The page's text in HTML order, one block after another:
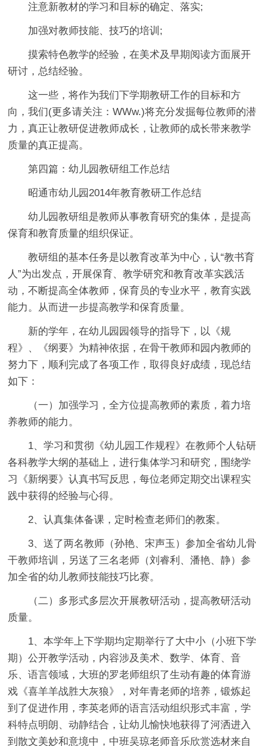
注意新教材的学习和目标的确定、落实;
加强对教师技能、技巧的培训;
摸索特色教学的经验，在美术及早期阅读方面展开
研讨，总结经验。
这一些，将作为我们下学期教研工作的目标和方
向，我们(更多请关注：WWw.)将充分发掘每位教师的潜
力，真正让教研促进教师成长，让教师的成长带来教学
质量的真正提高。
第四篇：幼儿园教研组工作总结
昭通市幼儿园2014年教育教研工作总结
幼儿园教研组是教师从事教育研究的集体，是提高
保育和教育质量的组织保证。
教研组的基本任务是以教育改革为中心，认“教书育
人”为出发点，开展保育、教学研究和教育改革实践活
动，不断提高全体教师，保育员的专业水平，教育实践
能力。从而进一步提高教学和保育质量。
新的学年，在幼儿园园领导的指导下，以《规
程》、《纲要》为精神依据，在骨干教师和园内教师的
努力下，顺利完成了各项工作，取得良好成绩，现总结
如下：
（一）加强学习，全方位提高教师的素质，着力培
养教师的能力。
1、学习和贯彻《幼儿园工作规程》在教师个人钻研
各科教学大纲的基础上，进行集体学习和研究，围绕学
习《新纲要》认真书写反思，每位老师定期交出课程实
践中获得的经验与心得。
2、认真集体备课，定时检查老师们的教案。
3、送了两名教师（孙艳、宋声玉）参加全省幼儿骨
干教师培训，另送了三名老师（刘睿利、潘艳、静）参
加全省的幼儿教师技能技巧比赛。
（二）多形式多层次开展教研活动，提高教研活动
质量。
1、本学年上下学期均定期举行了大中小（小班下学
期）公开教学活动，内容涉及美术、数学、体育、音
乐、语言领域，大班的罗老师组织了生动有趣的体育游
戏《喜羊羊战胜大灰狼》，对年青老师的培养，锻炼起
到了促进作用，李英老师的语言活动组织形式丰富，学
科特点明朗、动静结合，让幼儿愉快地获得了河洒进入
到散文美妙和意境中，中班吴琼老师音乐欣赏选材来自